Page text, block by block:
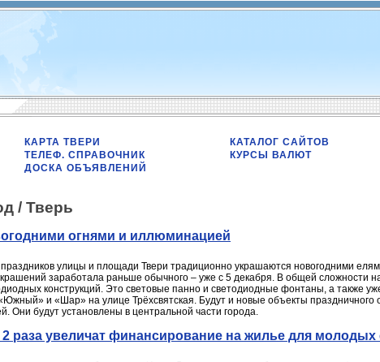
КАРТА ТВЕРИ
ТЕЛЕФ. СПРАВОЧНИК
ДОСКА ОБЪЯВЛЕНИЙ
КАТАЛОГ САЙТОВ
КУРСЫ ВАЛЮТ
/ Тверь
огнями и иллюминацией
улицы и площади Твери традиционно украшаются новогодними
заработала раньше обычного – уже с 5 декабря. В общей сложности
конструкций. Это световые панно и светодиодные фонтаны, а также
и «Шар» на улице Трёхсвятская. Будут и новые объекты праздничного
Они будут установлены в центральной части города.
2 раза увеличат финансирование на жилье для молодых